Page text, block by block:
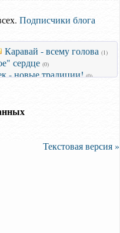
Подписчики блога
Каравай - всему голова (1)
сердце (0)
- новые традиции! (0)
Текстовая версия »